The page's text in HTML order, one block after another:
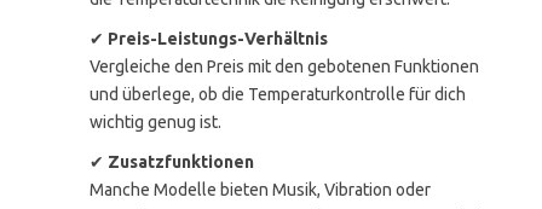
✔ Preis-Leistungs-Verhältnis
Vergleiche den Preis mit den gebotenen Funktionen
und überlege, ob die Temperaturkontrolle für dich
wichtig genug ist.
✔ Zusatzfunktionen
Manche Modelle bieten Musik, Vibration oder